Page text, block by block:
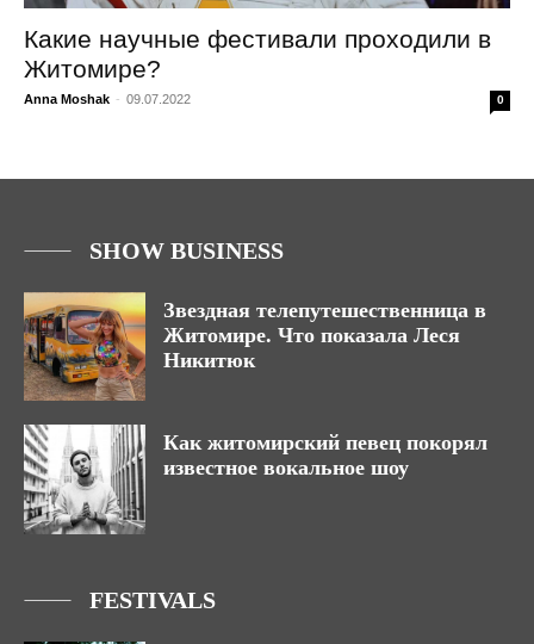
Какие научные фестивали проходили в
Житомире?
Anna Moshak - 09.07.2022 0
SHOW BUSINESS
Звездная телепутешественница в
Житомире. Что показала Леся
Никитюк
Как житомирский певец покорял
известное вокальное шоу
FESTIVALS